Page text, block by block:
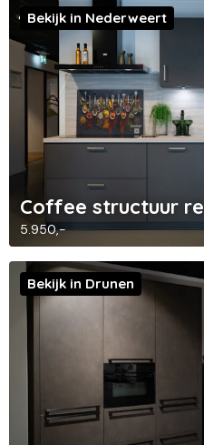
Coffee structuur
5.950,-
Bekijk in Nederweert
Bekijk in Drunen